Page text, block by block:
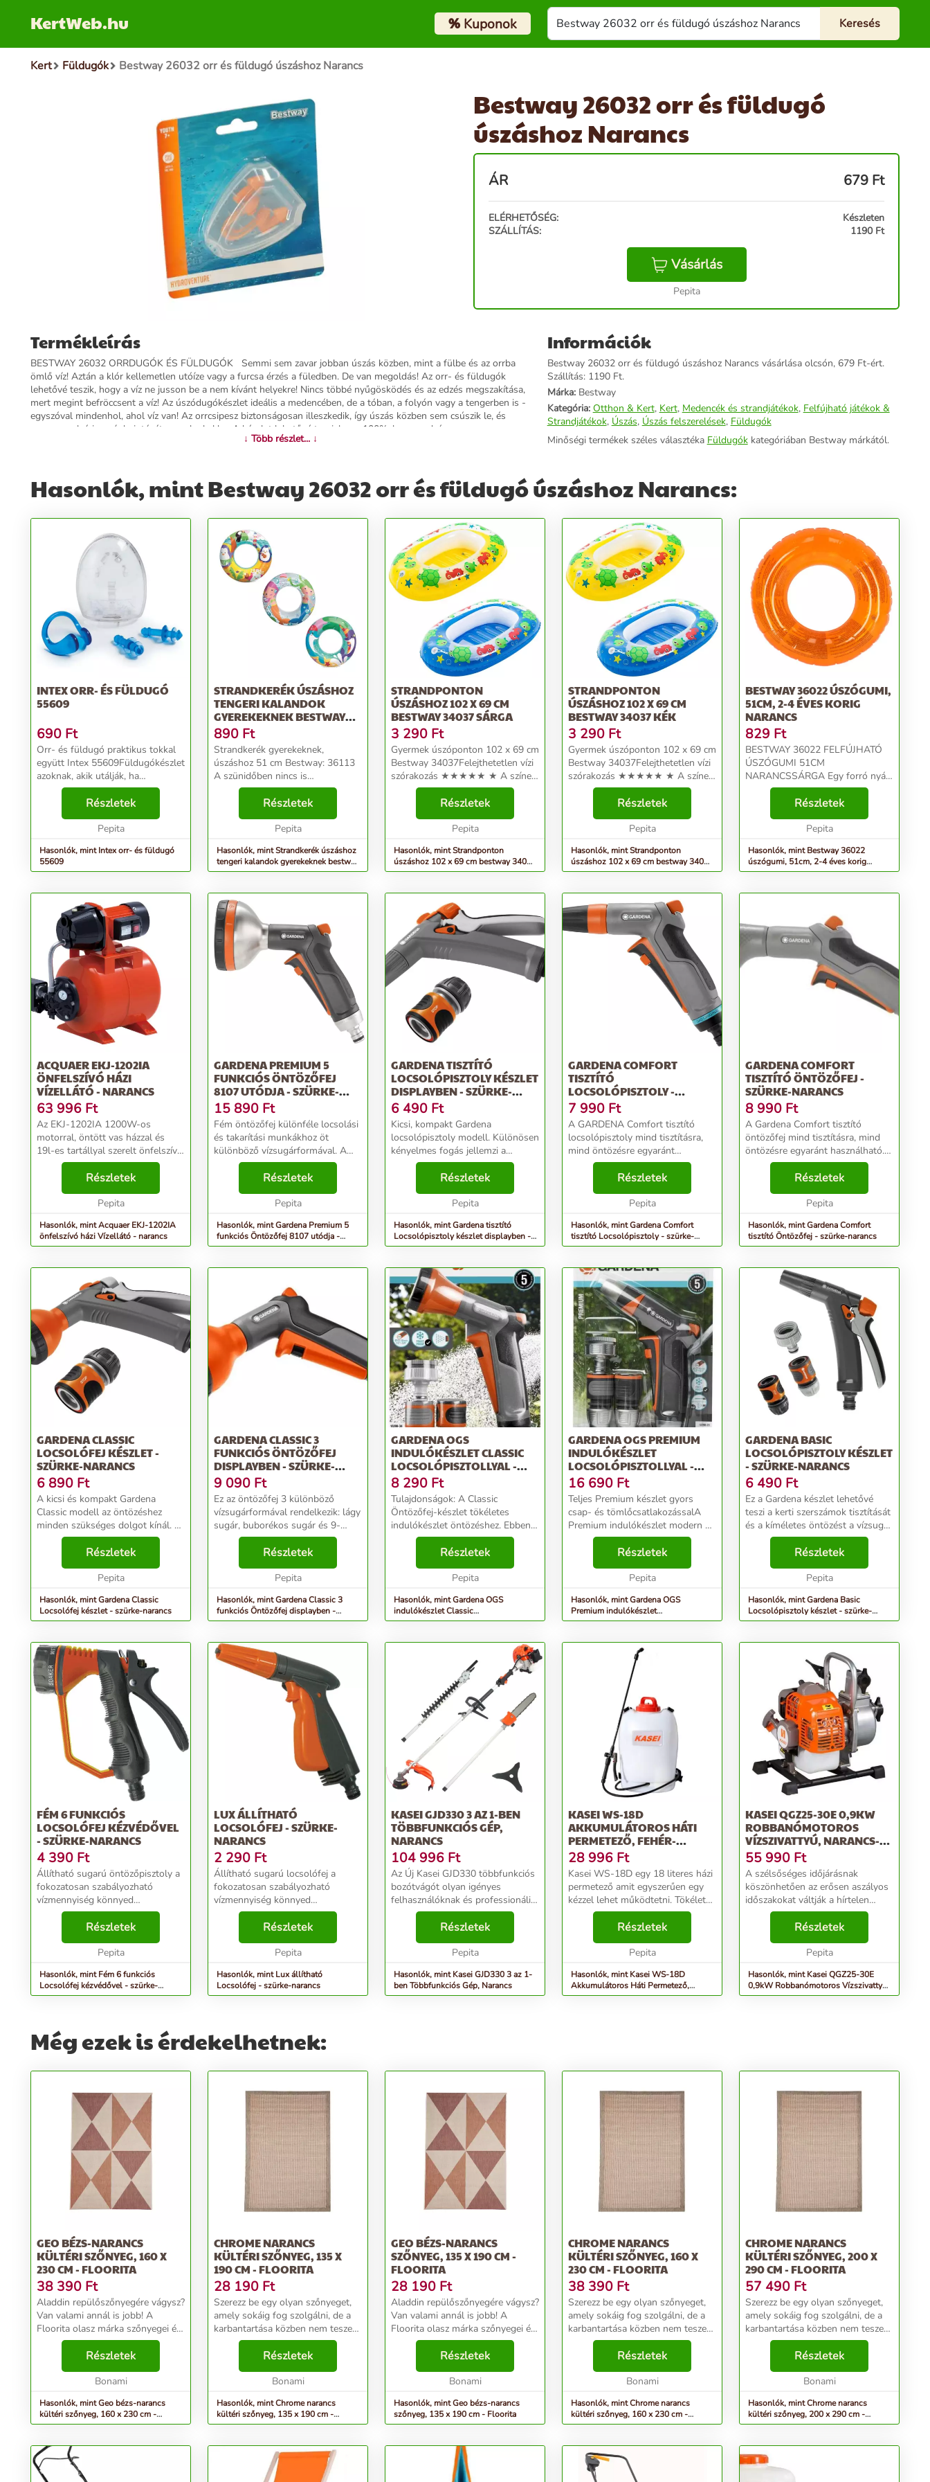
KertWeb.hu %Kuponok
Kert Füldugók Bestway 26032 orr és füldugó úszáshoz Narancs
Bestway 26032 orr és füldugó
úszáshoz Narancs
ÁR 679 Ft
ELÉRHETŐSÉG:
Készleten
SZÁLLÍTÁS:
1190 Ft
Vásárlás
Pepita
Termékleírás
BESTWAY 26032 ORRDUGÓK ÉS FÜLDUGÓK Semmi sem zavar jobban úszás közben, mint a fülbe és az orrba
ömlő víz! Aztán a klór kellemetlen utóíze vagy a furcsa érzés a füledben. De van megoldás! Az orr- és füldugók
lehetővé teszik, hogy a víz ne jusson be a nem kívánt helyekre! Nincs többé nyűgösködés és az edzés megszakítása,
mert megint befröccsent a víz! Az úszódugókészlet ideális a medencében, de a tóban, a folyón vagy a tengerben is -
egyszóval mindenhol, ahol víz van! Az orrcsipesz biztonságosan illeszkedik, így úszás közben sem csúszik le, és
szorosan elzárja a víz bejutását az orrlyukakba. A készlet lehetővé teszi, hogy 100%-ban az edzésre
koncentrálhasson! A készlet legfontosabb jellemzői: Megakadályozza a víz bejutását az orrba és a fülekbe
tartalmaz egy praktikus tokot is az összes füldugó számára. Ez nemcsak azt teszi lehetővé, hogy könnyen tárolja és
magával vigye a készletet a medencébe, hanem higiénikus helyet is biztosít mindennek a tárolására. Tartalmazza a
Csomagolás: 11,5 cm x 13 cm x 3 cm Buborékcsomagolásban.
További információk>>
↓ Több részlet... ↓
Információk
Bestway 26032 orr és füldugó úszáshoz Narancs vásárlása olcsón, 679 Ft-ért.
Szállítás: 1190 Ft.
Márka:Bestway
Kategória: Otthon & Kert, Kert, Medencék és strandjátékok, Felfújható játékok &
Strandjátékok, Úszás, Úszás felszerelések, Füldugók
Minőségi termékek széles választéka Füldugókkategóriában Bestway márkától.
Hasonlók, mint Bestway 26032 orr és füldugó úszáshoz Narancs:
INTEX ORR- ÉS FÜLDUGÓ
55609
690 Ft
Orr- és füldugó praktikus tokkal
együtt Intex 55609Füldugókészlet
azoknak, akik utálják, ha
medencevíz kerül a fülükbe vagy
az orrukba. A készlet tartalma:
orrdugó 2 füldugó tartozéktáska
Részletek
Pepita
Hasonlók, mint Intex orr- és füldugó
55609
STRANDKERÉK ÚSZÁSHOZ
TENGERI KALANDOK
GYEREKEKNEK BESTWAY
36113 PINGVIN
890 Ft
Strandkerék gyerekeknek,
úszáshoz 51 cm Bestway: 36113
A szünidőben nincs is
kellemesebb időtöltés, mint a
vízben való játék. Ezt a
legkisebbek is tudják. Ezért a
Bestway termék - a felfújható
Részletek
Pepita
Hasonlók, mint Strandkerék úszáshoz
tengeri kalandok gyerekeknek bestway
36113 pingvin
STRANDPONTON
ÚSZÁSHOZ 102 X 69 CM
BESTWAY 34037 SÁRGA
3 290 Ft
Gyermek úszóponton 102 x 69 cm
Bestway 34037Felejthetetlen vízi
szórakozás ★★★★★ ★ A színes,
két fogantyúval ellátott ponton
minden gyereknek örömet okoz. A
gyönyörű színek arra ösztönzik
Részletek
Pepita
Hasonlók, mint Strandponton
úszáshoz 102 x 69 cm bestway 34037
sárga
STRANDPONTON
ÚSZÁSHOZ 102 X 69 CM
BESTWAY 34037 KÉK
3 290 Ft
Gyermek úszóponton 102 x 69 cm
Bestway 34037Felejthetetlen vízi
szórakozás ★★★★★ ★ A színes,
két fogantyúval ellátott ponton
minden gyereknek örömet okoz. A
gyönyörű színek arra ösztönzik
Részletek
Pepita
Hasonlók, mint Strandponton
úszáshoz 102 x 69 cm bestway 34037
kék
BESTWAY 36022 ÚSZÓGUMI,
51CM, 2-4 ÉVES KORIG
NARANCS
829 Ft
BESTWAY 36022 FELFÚJHATÓ
ÚSZÓGUMI 51CM
NARANCSSÁRGA Egy forró nyári
napon nincs is jobb, mint egy
kellemes hűsölés a vízben! Ez
nemcsak a felnőttekre, hanem a
család legfiatalabb tagjaira is
Részletek
Pepita
Hasonlók, mint Bestway 36022
úszógumi, 51cm, 2-4 éves korig
Narancs
ACQUAER EKJ-1202IA
ÖNFELSZÍVÓ HÁZI
VÍZELLÁTÓ - NARANCS
63 996 Ft
Az EKJ-1202IA 1200W-os
motorral, öntött vas házzal és
19l-es tartállyal szerelt önfelszívó
házi vízmű, mely megbízható
megoldást kínál tiszta víz
szállítására fúrott vagy gyűrűs
kutakból. Fő felhaszná...
Részletek
Pepita
Hasonlók, mint Acquaer EKJ-1202IA
önfelszívó házi Vízellátó - narancs
GARDENA PREMIUM 5
FUNKCIÓS ÖNTÖZŐFEJ
8107 UTÓDJA - SZÜRKE-
NARANCS
15 890 Ft
Fém öntözőfej különféle locsolási
és takarítási munkákhoz öt
különböző vízsugárformával. A
Gardena Premium többfunkciós
öntözőfej mindenféle öntözési és
tisztítási feladatot elvégez. A
locsolópisztoly...
Részletek
Pepita
Hasonlók, mint Gardena Premium 5
funkciós Öntözőfej 8107 utódja -
szürke-narancs
GARDENA TISZTÍTÓ
LOCSOLÓPISZTOLY KÉSZLET
DISPLAYBEN - SZÜRKE-
NARANCS
6 490 Ft
Kicsi, kompakt Gardena
locsolópisztoly modell. Különösen
kényelmes fogás jellemzi a
beépített puha- műanyag elemek
révén. A vízsugár
fokozatmentesen szabályozható
továbbá a locsolópisztoly
Részletek
Pepita
Hasonlók, mint Gardena tisztító
Locsolópisztoly készlet displayben -
szürke-narancs
GARDENA COMFORT
TISZTÍTÓ
LOCSOLÓPISZTOLY -
SZÜRKE-NARANCS
7 990 Ft
A GARDENA Comfort tisztító
locsolópisztoly mind tisztításra,
mind öntözésre egyaránt
használható. A fejen puha
műanyag elemek találhatók,
amelyek védelmet nyújtanak a
sérülések ellen. Folyamatos
Részletek
Pepita
Hasonlók, mint Gardena Comfort
tisztító Locsolópisztoly - szürke-
narancs
GARDENA COMFORT
TISZTÍTÓ ÖNTÖZŐFEJ -
SZÜRKE-NARANCS
8 990 Ft
A Gardena Comfort tisztító
öntözőfej mind tisztításra, mind
öntözésre egyaránt használható.
Az öntözőfejen fején puha
műanyag elemek találhatók,
amelyek védelmet nyújtanak a
sérülések ellen. Folyamato...
Részletek
Pepita
Hasonlók, mint Gardena Comfort
tisztító Öntözőfej - szürke-narancs
GARDENA CLASSIC
LOCSOLÓFEJ KÉSZLET -
SZÜRKE-NARANCS
6 890 Ft
A kicsi és kompakt Gardena
Classic modell az öntözéshez
minden szükséges dolgot kínál. A
Gardena finom szórópisztoly puha
műanyag alkatrészeket tartalmaz
és kényelmesen fekszik a kézbe.
Finom permetév...
Részletek
Pepita
Hasonlók, mint Gardena Classic
Locsolófej készlet - szürke-narancs
GARDENA CLASSIC 3
FUNKCIÓS ÖNTÖZŐFEJ
DISPLAYBEN - SZÜRKE-
NARANCS
9 090 Ft
Ez az öntözőfej 3 különböző
vízsugárformával rendelkezik: lágy
sugár, buborékos sugár és 9-
pontos erős sugár. Használhatod
öntözéshez, pl. felületekre (lágy
sugár), cserepes növényekre
(buborékos sugá...
Részletek
Pepita
Hasonlók, mint Gardena Classic 3
funkciós Öntözőfej displayben -
szürke-narancs
GARDENA OGS
INDULÓKÉSZLET CLASSIC
LOCSOLÓPISZTOLLYAL -
SZÜRKE-NARANCS
8 290 Ft
Tulajdonságok: A Classic
Öntözőfej-készlet tökéletes
indulókészlet öntözéshez. Ebben a
készletben megtalálható az
összes Original GARDENA
System szerelvény és egy Classic
tisztító locsolópisztoly, am...
Részletek
Pepita
Hasonlók, mint Gardena OGS
indulókészlet Classic
Locsolópisztollyal - szürke-narancs
GARDENA OGS PREMIUM
INDULÓKÉSZLET
LOCSOLÓPISZTOLLYAL -
SZÜRKE-NARANCS
16 690 Ft
Teljes Premium készlet gyors
csap- és tömlőcsatlakozássalA
Premium indulókészlet modern és
igényes kivitelű termékeket
tartalmaz. Ebben a készletben
megtalálható az összes Original
GARDENA System szer...
Részletek
Pepita
Hasonlók, mint Gardena OGS
Premium indulókészlet
Locsolópisztollyal - szürke-narancs
GARDENA BASIC
LOCSOLÓPISZTOLY KÉSZLET
- SZÜRKE-NARANCS
6 490 Ft
Ez a Gardena készlet lehetővé
teszi a kerti szerszámok tisztítását
és a kíméletes öntözést a vízsugár
fokozatos beállításának
köszönhetően. Ez a szett mindent
tartalmaz, amire szükség lehet! A
Részletek
Pepita
Hasonlók, mint Gardena Basic
Locsolópisztoly készlet - szürke-
narancs
FÉM 6 FUNKCIÓS
LOCSOLÓFEJ KÉZVÉDŐVEL
- SZÜRKE-NARANCS
4 390 Ft
Állítható sugarú öntözőpisztoly a
fokozatosan szabályozható
vízmennyiség könnyed
beállításához. Ergonomikus
markolatának köszönhetően
locsolás közben mindig
kényelmes fogást biztosít!
Részletek
Pepita
Hasonlók, mint Fém 6 funkciós
Locsolófej kézvédővel - szürke-
narancs
LUX ÁLLÍTHATÓ
LOCSOLÓFEJ - SZÜRKE-
NARANCS
2 290 Ft
Állítható sugarú locsolófej a
fokozatosan szabályozható
vízmennyiség könnyed
beállításához. Ergonomikus
markolatának köszönhetően
locsolás közben mindig
kényelmes fogást biztosít. Túl
Részletek
Pepita
Hasonlók, mint Lux állítható
Locsolófej - szürke-narancs
KASEI GJD330 3 AZ 1-BEN
TÖBBFUNKCIÓS GÉP,
NARANCS
104 996 Ft
Az Új Kasei GJD330 többfunkciós
bozótvágót olyan igényes
felhasználóknak és professionális
karbantartó technikusok számára
tervezték. Ideális fűnyíráshoz,
talajtisztításhoz, fák metszéséhez,
Részletek
Pepita
Hasonlók, mint Kasei GJD330 3 az 1-
ben Többfunkciós Gép, Narancs
KASEI WS-18D
AKKUMULÁTOROS HÁTI
PERMETEZŐ, FEHÉR-
NARANCS
28 996 Ft
Kasei WS-18D egy 18 literes házi
permetező amit egyszerűen egy
kézzel lehet működtetni. Tökéletes
választás a ház köröli fák
permetezésére. Jellemzői: -
Akkumulátor: 12v, 7Ah -
Szertartály: 18 l - M...
Részletek
Pepita
Hasonlók, mint Kasei WS-18D
Akkumulátoros Háti Permetező,
Fehér-Narancs
KASEI QGZ25-30E 0,9KW
ROBBANÓMOTOROS
VÍZSZIVATTYÚ, NARANCS-
EZÜST
55 990 Ft
A szélsőséges időjárásnak
köszönhetően az erősen aszályos
időszakokat váltják a hírtelen
tömegű csapadékos időszakok. Az
előrejelzések alapján a nagy
mennyiségű esővel és
áramkimaradással együtt járó ...
Részletek
Pepita
Hasonlók, mint Kasei QGZ25-30E
0,9kW Robbanómotoros Vízszivattyú,
Narancs-Ezüst
Még ezek is érdekelhetnek:
GEO BÉZS-NARANCS
KÜLTÉRI SZŐNYEG, 160 X
230 CM - FLOORITA
38 390 Ft
Aladdin repülőszőnyegére vágysz?
Van valami annál is jobb! A
Floorita olasz márka szőnyegei és
futószőnyegei poliészter, pamut
és egyéb anyagok keverékéből
készültek, ezért nagyon szépek és
Részletek
Bonami
Hasonlók, mint Geo bézs-narancs
kültéri szőnyeg, 160 x 230 cm -
Floorita
CHROME NARANCS
KÜLTÉRI SZŐNYEG, 135 X
190 CM - FLOORITA
28 190 Ft
Szerezz be egy olyan szőnyeget,
amely sokáig fog szolgálni, de a
karbantartása közben nem teszed
tönkre a kezeidet! Amíg a
hagyományos szőnyegeket
speciális tisztítószerekkel lehet
csak tisztítani, e...
Részletek
Bonami
Hasonlók, mint Chrome narancs
kültéri szőnyeg, 135 x 190 cm -
Floorita
GEO BÉZS-NARANCS
SZŐNYEG, 135 X 190 CM -
FLOORITA
28 190 Ft
Aladdin repülőszőnyegére vágysz?
Van valami annál is jobb! A
Floorita olasz márka szőnyegei és
futószőnyegei poliészter, pamut
és egyéb anyagok keverékéből
készültek, ezért nagyon szépek és
Részletek
Bonami
Hasonlók, mint Geo bézs-narancs
szőnyeg, 135 x 190 cm - Floorita
CHROME NARANCS
KÜLTÉRI SZŐNYEG, 160 X
230 CM - FLOORITA
38 390 Ft
Szerezz be egy olyan szőnyeget,
amely sokáig fog szolgálni, de a
karbantartása közben nem teszed
tönkre a kezeidet! Amíg a
hagyományos szőnyegeket
speciális tisztítószerekkel lehet
csak tisztítani, e...
Részletek
Bonami
Hasonlók, mint Chrome narancs
kültéri szőnyeg, 160 x 230 cm -
Floorita
CHROME NARANCS
KÜLTÉRI SZŐNYEG, 200 X
290 CM - FLOORITA
57 490 Ft
Szerezz be egy olyan szőnyeget,
amely sokáig fog szolgálni, de a
karbantartása közben nem teszed
tönkre a kezeidet! Amíg a
hagyományos szőnyegeket
speciális tisztítószerekkel lehet
csak tisztítani, e...
Részletek
Bonami
Hasonlók, mint Chrome narancs
kültéri szőnyeg, 200 x 290 cm -
Floorita